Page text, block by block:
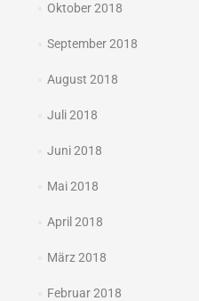
Oktober 2018
September 2018
August 2018
Juli 2018
Juni 2018
Mai 2018
April 2018
März 2018
Februar 2018